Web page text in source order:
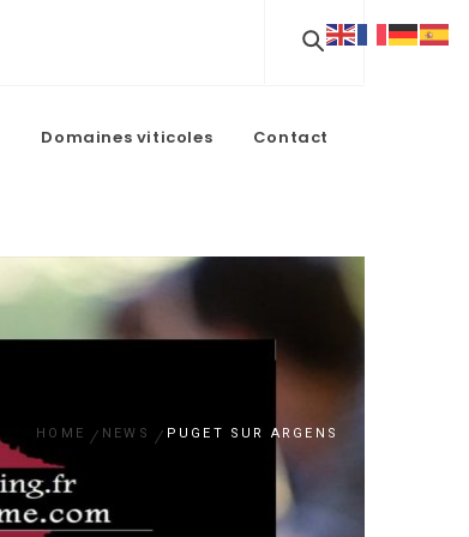
Domaines viticoles Contact
HOME NEWS PUGET SUR ARGENS